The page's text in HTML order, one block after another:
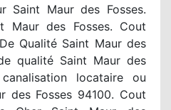
Saint Maur des Fosses.
Maur des Fosses. Cout
Qualité Saint Maur des
qualité Saint Maur des
locataire ou
des Fosses 94100. Cout